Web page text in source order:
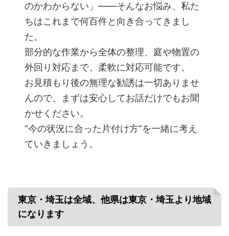
のかわからない」——そんなお悩み、私た
ちはこれまで何百件と向き合ってきまし
た。
部分的な作業から全体の整理、庭や物置の
外回り対応まで、柔軟に対応可能です。
お見積もり後の無理な勧誘は一切ありませ
んので、まずは安心してお話だけでもお聞
かせください。
“今の状況に合った片付け方”を一緒に考え
ていきましょう。
東京・埼玉は全域、他県は東京・埼玉より地域
になります